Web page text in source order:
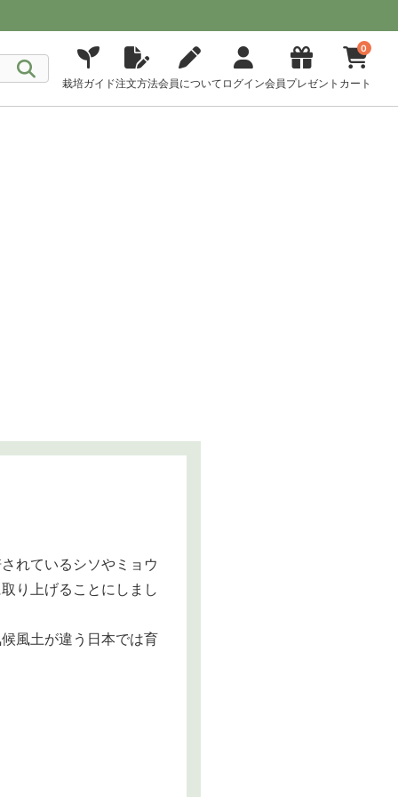
栽培ガイド注文方法会員について ログイン会員プレゼント
0
カート
れているシソやミョウ
り上げることにしまし
風土が違う日本では育